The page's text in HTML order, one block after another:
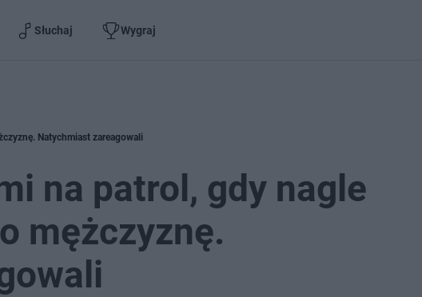
Słuchaj Wygraj
Natychmiast zareagowali
na patrol, gdy nagle
mężczyznę.